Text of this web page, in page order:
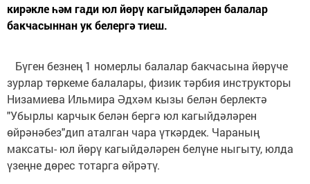
кирәкле һәм гади юл йөрү кагыйдәләрен балалар
бакчасыннан ук белергә тиеш.
Бүген безнең 1 номерлы балалар бакчасына йөрүче
зурлар төркеме балалары, физик тәрбия инструкторы
Низамиева Ильмира Әдхәм кызы белән берлектә
"Убырлы карчык белән бергә юл кагыйдәләрен
өйрәнәбез"дип аталган чара үткәрдек. Чараның
максаты- юл йөрү кагыйдәләрен белүне ныгыту, юлда
үзеңне дөрес тотарга өйрәтү.